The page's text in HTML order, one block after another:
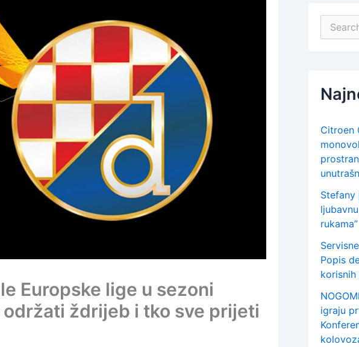
Europske lige u sezoni
ždrijeb i tko sve prijeti
:Citroen
Stefany
rukama”
Popis
igraju